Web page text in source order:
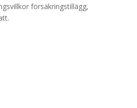
försäkringstillägg,